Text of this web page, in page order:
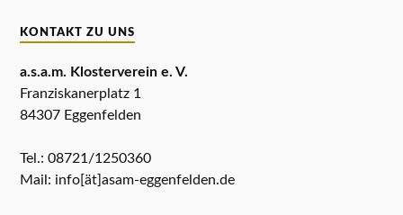
KONTAKT ZU UNS
a.s.a.m. Klosterverein e. V.
Franziskanerplatz 1
84307 Eggenfelden
Tel.: 08721/1250360
Mail: info[ät]asam-eggenfelden.de